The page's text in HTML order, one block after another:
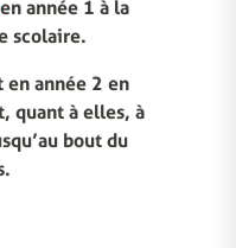
année 1 à la
scolaire.
en année 2 en
quant à elles, à
bout du